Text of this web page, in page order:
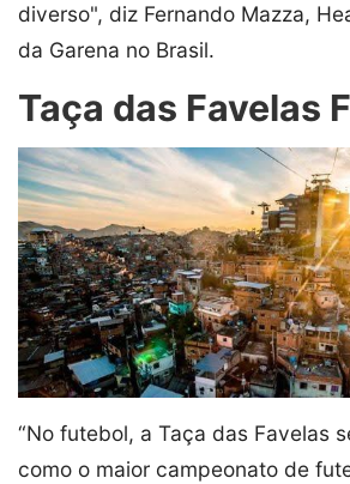
diverso", diz Fernando Mazza,
da Garena no Brasil.
Taça das Favelas
“No futebol, a Taça das Favelas
como o maior campeonato de